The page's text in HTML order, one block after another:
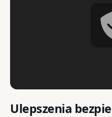
Ulepszenia